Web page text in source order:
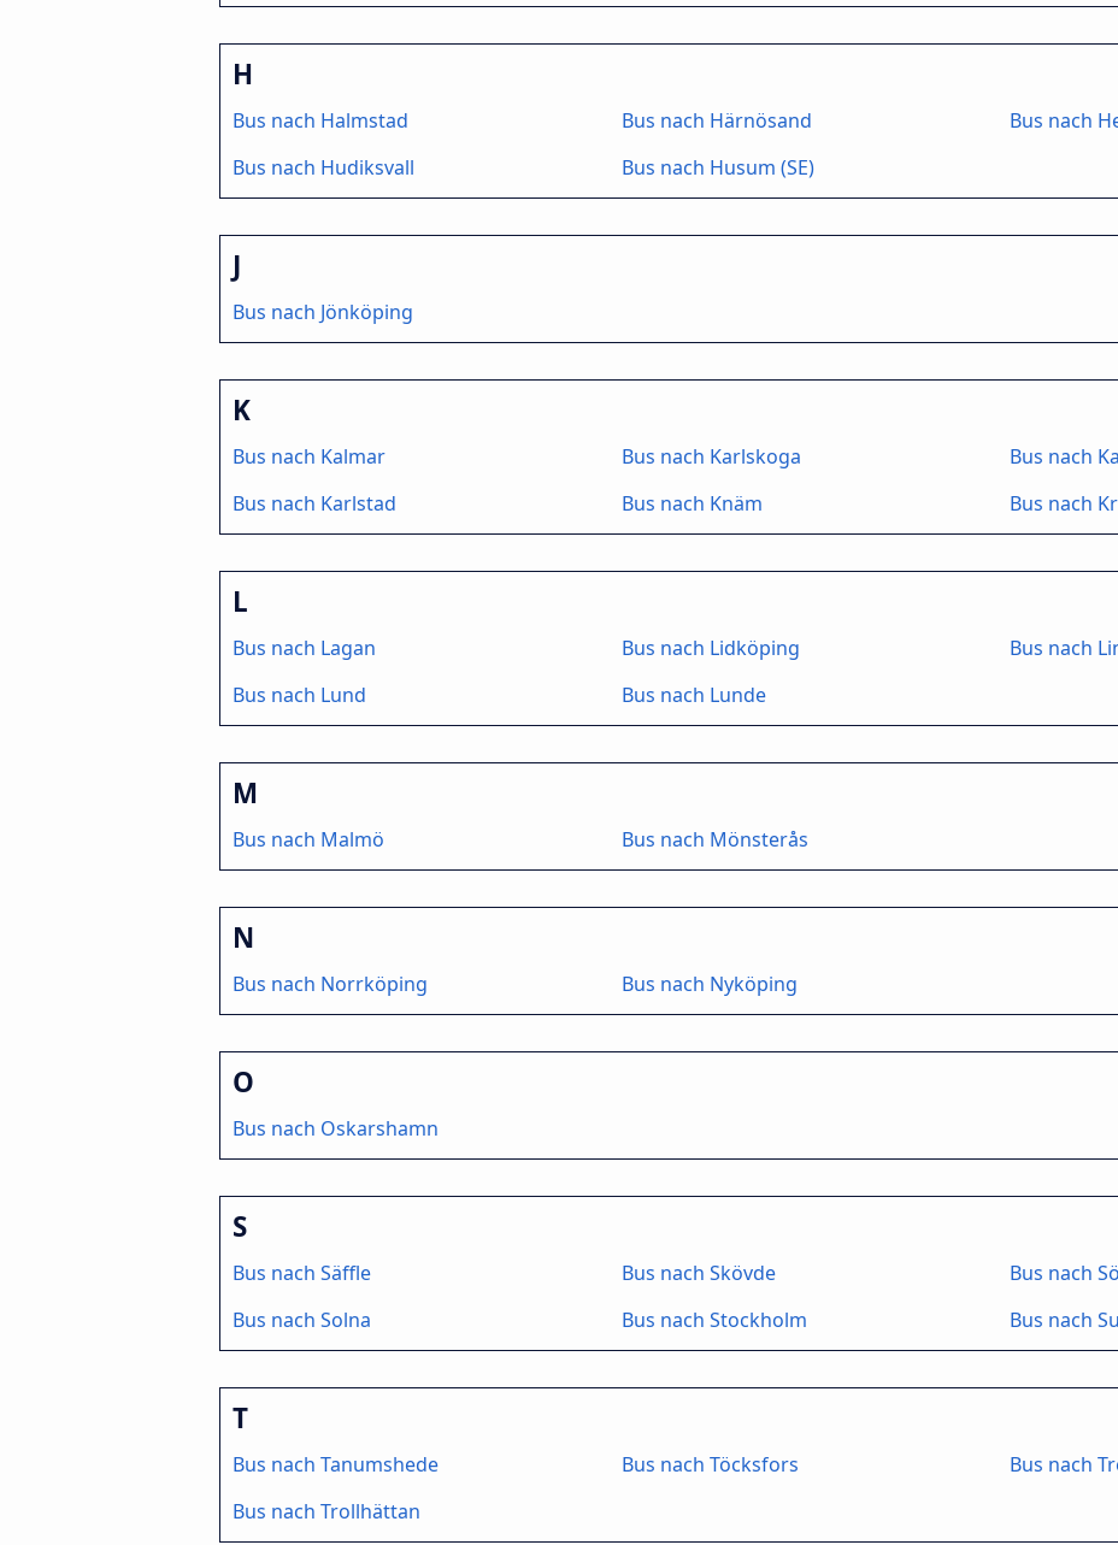
H
Bus nach Halmstad Bus nach Härnösand
Bus nach
Bus nach Hudiksvall
Bus nach Husum (SE)
J
Bus nach Jönköping
K
Bus nach Kalmar Bus nach Karlskoga
Bus nach
Bus nach Karlstad
Bus nach Knäm Bus nach
L
Bus nach Lagan Bus nach Lidköping
Bus nach
Bus nach Lund
Bus nach Lunde
M
Bus nach Malmö Bus nach Mönsterås
N
Bus nach Norrköping Bus nach Nyköping
O
Bus nach Oskarshamn
S
Bus nach Säffle Bus nach Skövde
Bus nach
Bus nach Solna
Bus nach Stockholm Bus nach
T
Bus nach Tanumshede Bus nach Töcksfors
Bus nach
Bus nach Trollhättan